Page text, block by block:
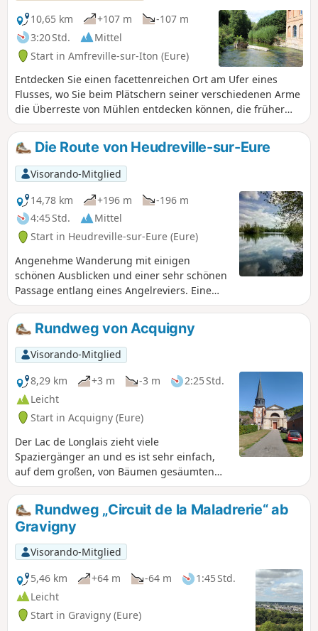
10,65 km
+107 m
-107 m
3:20 Std.
Mittel
Start in Amfreville-sur-Iton (Eure)
Entdecken Sie einen facettenreichen Ort am Ufer eines
Flusses, wo Sie beim Plätschern seiner verschiedenen Arme
die Überreste von Mühlen entdecken können, die früher
sehr präsent waren. Die Hügel bieten Ihnen einen
herrlichen Blick auf die Täler der Eure und der Iton.
Durchstreifen Sie den Wald, wo einige ungewöhnliche
Gäste auf Sie warten, seien es Tiere oder Pflanzen wie
bestimmte Bäume mit ausladenden Ästen.
Die Route von Heudreville-sur-Eure
Visorando-Mitglied
14,78 km
+196 m
-196 m
4:45 Std.
Mittel
Start in Heudreville-sur-Eure (Eure)
Angenehme Wanderung mit einigen
schönen Ausblicken und einer sehr schönen
Passage entlang eines Angelreviers. Eine
gute Route, um diese hübsche Ecke des
Departements Eure zu entdecken.
Rundweg von Acquigny
Visorando-Mitglied
8,29 km
+3 m -3 m
2:25 Std.
Leicht
Start in Acquigny (Eure)
Der Lac de Longlais zieht viele
Spaziergänger an und es ist sehr einfach,
auf dem großen, von Bäumen gesäumten
Parkplatz zu parken. Am Seeufer gibt es
einen Picknickplatz und einen Spielplatz.
Rundweg „Circuit de la Maladrerie“ ab
Gravigny
Visorando-Mitglied
5,46 km
+64 m -64 m
1:45 Std.
Leicht
Start in Gravigny (Eure)